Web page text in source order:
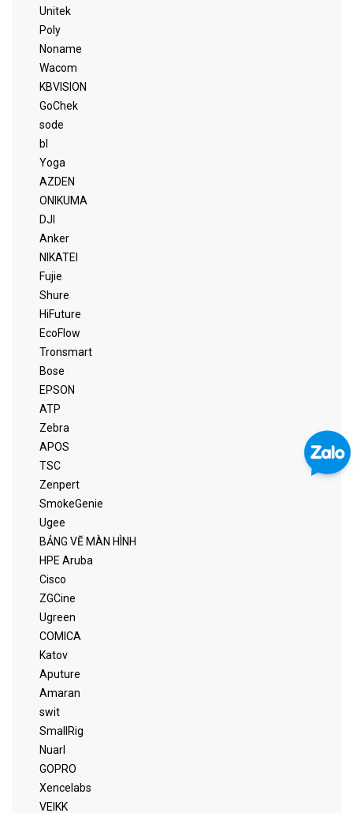
Unitek
Poly
Noname
Wacom
KBVISION
GoChek
sode
bl
Yoga
AZDEN
ONIKUMA
DJI
Anker
NIKATEI
Fujie
Shure
HiFuture
EcoFlow
Tronsmart
Bose
EPSON
ATP
Zebra
APOS
TSC
Zenpert
SmokeGenie
Ugee
BẢNG VẼ MÀN HÌNH
HPE Aruba
Cisco
ZGCine
Ugreen
COMICA
Katov
Aputure
Amaran
swit
SmallRig
Nuarl
GOPRO
Xencelabs
VEIKK